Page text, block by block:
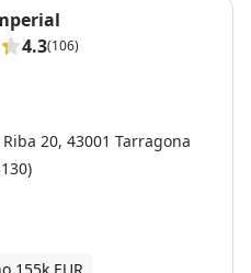
totalmente. Muchas
realizado.
4.3(106)
20, 43001 Tarragona